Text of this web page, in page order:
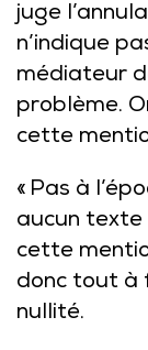
juge
n’indique
médiateur
problème.
cette
« Pas à
aucun texte
cette
donc tout à
nullité.